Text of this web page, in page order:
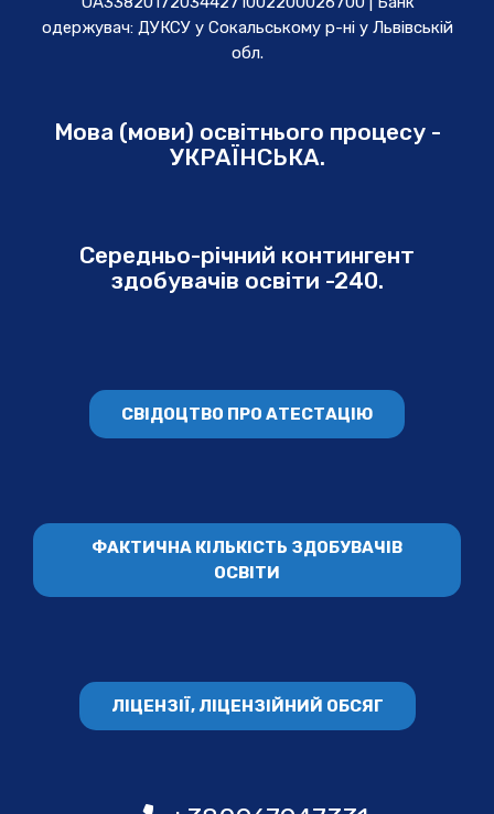
одержувач: ДУКСУ у Cокальському р-ні у Львівській
обл.
Мова (мови) освітнього процесу -
УКРАЇНСЬКА.
Середньо-річний контингент
здобувачів освіти -240.
СВІДОЦТВО ПРО АТЕСТАЦІЮ
ФАКТИЧНА КІЛЬКІСТЬ ЗДОБУВАЧІВ
ОСВІТИ
ЛІЦЕНЗІЇ, ЛІЦЕНЗІЙНИЙ ОБСЯГ